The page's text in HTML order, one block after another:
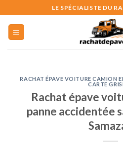
to
content
LE SPÉCIALISTE DU
RACHAT ÉPAVE VOITURE CAMION
CARTE
Rachat épave
panne accidentée